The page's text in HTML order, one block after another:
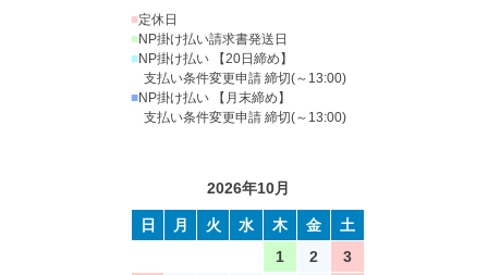
■定休日
■NP掛け払い請求書発送日
■NP掛け払い 【20日締め】
支払い条件変更申請 締切(～13:00)
■NP掛け払い 【月末締め】
支払い条件変更申請 締切(～13:00)
2026年10月
日 月 火 水 木 金
土
1
2
3